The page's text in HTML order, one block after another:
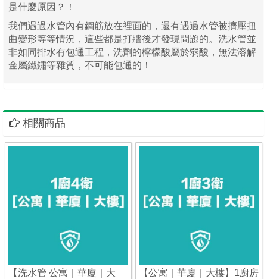
是什麼原因？！
我們遇過水管內有鋼筋放在裡面的，還有遇過水管被擠壓扭
曲變形等等情況，這些都是打牆後才發現問題的。洗水管並
非如同排水有包通工程，洗劑的檸檬酸屬於弱酸，無法溶解
金屬鐵鏽等雜質，不可能包通的！
相關商品
【洗水管 公寓｜華廈｜大
【公寓｜華廈｜大樓】1廚房